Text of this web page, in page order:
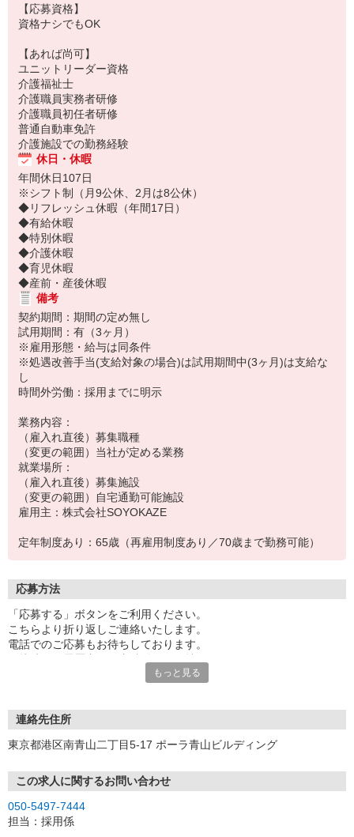
【応募資格】
資格ナシでもOK
【あれば尚可】
ユニットリーダー資格
介護福祉士
介護職員実務者研修
介護職員初任者研修
普通自動車免許
介護施設での勤務経験
休日・休暇
年間休日107日
※シフト制（月9公休、2月は8公休）
◆リフレッシュ休暇（年間17日）
◆有給休暇
◆特別休暇
◆介護休暇
◆育児休暇
◆産前・産後休暇
備考
契約期間：期間の定め無し
試用期間：有（3ヶ月）
※雇用形態・給与は同条件
※処遇改善手当(支給対象の場合)は試用期間中(3ヶ月)は支給な
し
時間外労働：採用までに明示
業務内容：
（雇入れ直後）募集職種
（変更の範囲）当社が定める業務
就業場所：
（雇入れ直後）募集施設
（変更の範囲）自宅通勤可能施設
雇用主：株式会社SOYOKAZE
定年制度あり：65歳（再雇用制度あり／70歳まで勤務可能）
応募方法
「応募する」ボタンをご利用ください。
こちらより折り返しご連絡いたします。
電話でのご応募もお待ちしております。
※お電話でのお問い合わせは、光IP電話、及びIP電話からはご利用
もっと見る
連絡先住所
東京都港区南青山二丁目5-17 ポーラ青山ビルディング
この求人に関するお問い合わせ
050-5497-7444
担当：採用係